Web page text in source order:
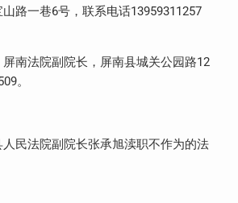
路一巷6号，联系电话13959311257
南法院副院长，屏南县城关公园路12
。
民法院副院长张承旭渎职不作为的法